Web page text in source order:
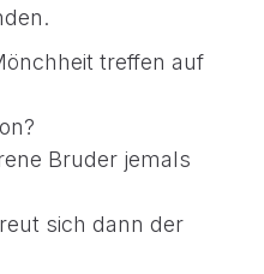
treffen auf
Bruder jemals
sich dann der